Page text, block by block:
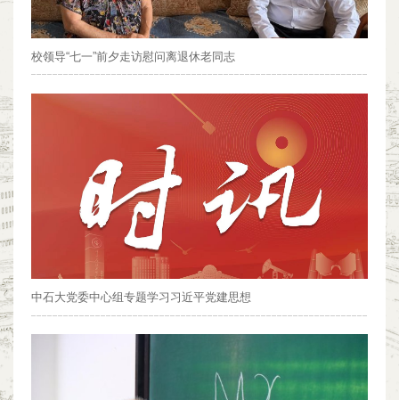
校领导“七一”前夕走访慰问离退休老同志
中石大党委中心组专题学习习近平党建思想